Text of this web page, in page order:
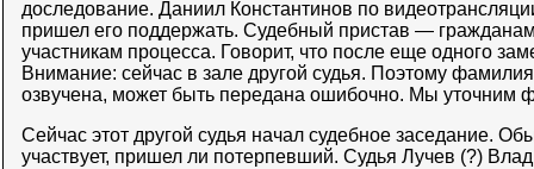
доследование. Даниил Константинов по
пришел его поддержать. Судебный пристав —
участникам процесса. Говорит, что после еще одного
Внимание: сейчас в зале другой судья. Поэтому
озвучена, может быть передана ошибочно. Мы уточним
Сейчас этот другой судья начал судебное заседание.
участвует, пришел ли потерпевший. Судья Лучев (?)